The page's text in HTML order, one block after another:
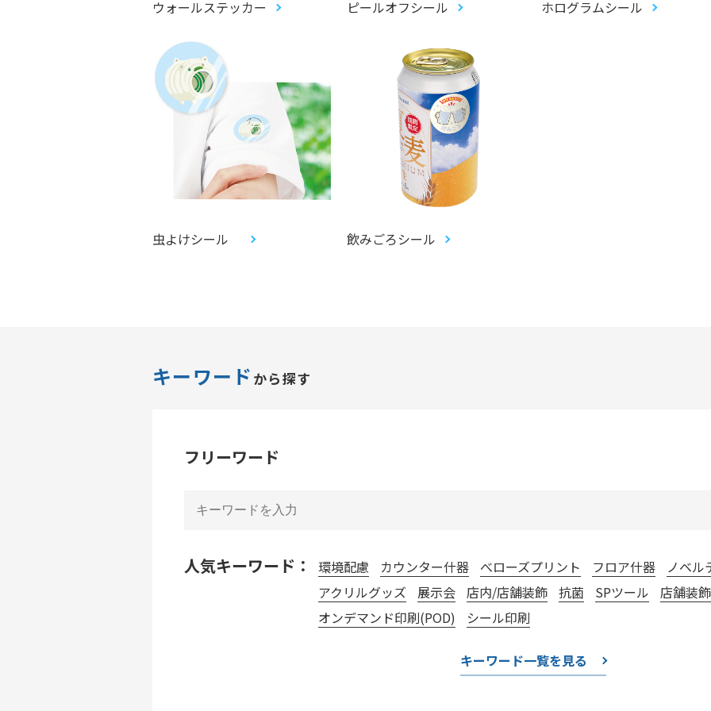
ウォールステッカー ピールオフシール ホログラムシール
虫よけシール 飲みごろシール
キーワード から探す
フリーワード
人気キーワード： 環境配慮 カウンター什器 べローズプリント フロア什器 ノベル
アクリルグッズ
展示会 店内/店舗装飾 抗菌 SPツール 店舗装飾
オンデマンド印刷(POD)
シール印刷
キーワード一覧を見る